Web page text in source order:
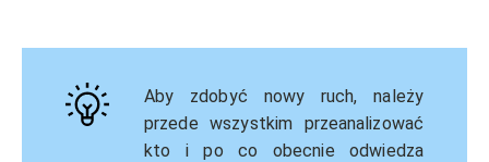
Aby zdobyć nowy ruch, należy
przede wszystkim przeanalizować
kto i po co obecnie odwiedza